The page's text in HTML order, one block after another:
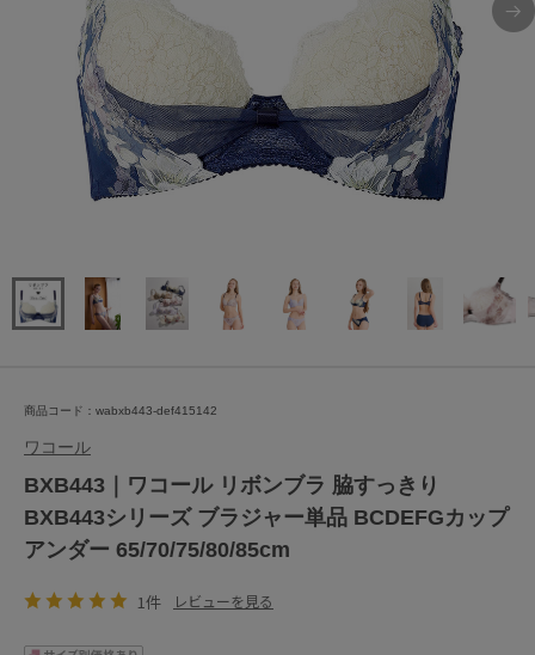
商品コード：wabxb443-def415142
ワコール
BXB443｜ワコール リボンブラ 脇すっきり
BXB443シリーズ ブラジャー単品 BCDEFGカップ
アンダー 65/70/75/80/85cm
1件 レビューを見る